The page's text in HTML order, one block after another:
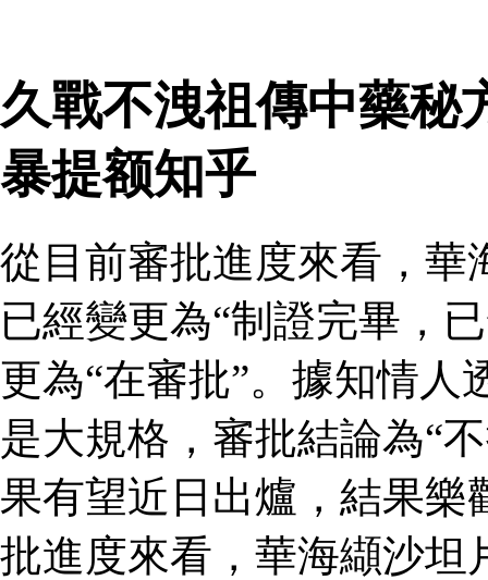
久戰不洩祖傳中藥秘
暴提额知乎
從目前審批進度來看，華
已經變更為“制證完畢，
更為“在審批”。據知情
是大規格，審批結論為“
果有望近日出爐，結果樂
批進度來看，華海纈沙坦